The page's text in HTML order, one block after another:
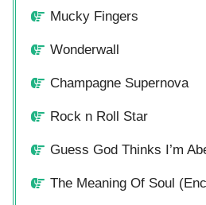
Mucky Fingers
Wonderwall
Champagne Supernova
Rock n Roll Star
Guess God Thinks I’m
The Meaning Of Soul